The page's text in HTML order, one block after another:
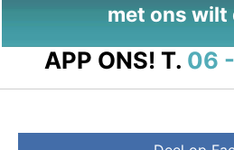
met ons wilt
APP ONS! T. 06